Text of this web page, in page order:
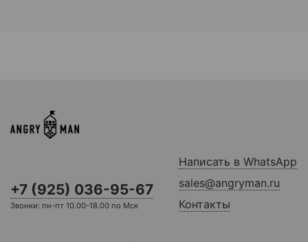
+7 (925) 036-95-67
Звонки: пн-пт 10.00-18.00 по Мск
Написать в WhatsApp
sales@angryman.ru
Контакты